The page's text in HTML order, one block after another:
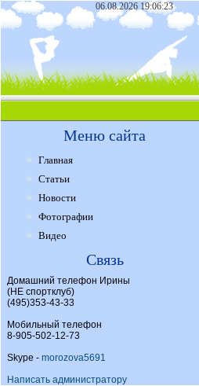
06.08.2026 19:06:23
Меню сайта
Главная
Статьи
Новости
Фотографии
Видео
Связь
Домашний телефон Ирины
(НЕ спортклуб)
(495)353-43-33
Мобильный телефон
8-905-502-12-73
Skype - morozova5691
Написать администратору